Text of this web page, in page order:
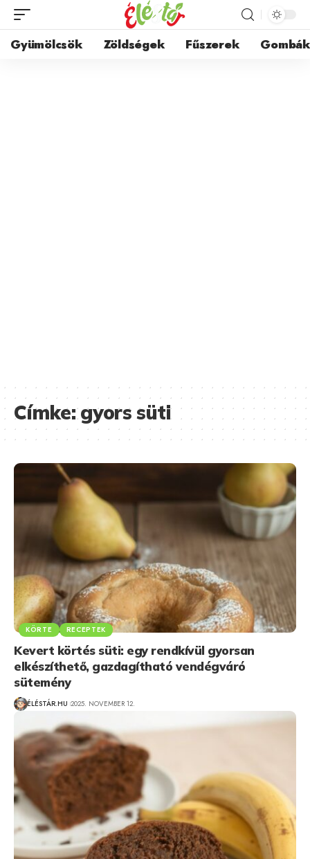
Gyümölcsök Zöldségek Fűszerek Gombák
Címke:gyors süti
KÖRTE RECEPTEK
Kevert körtés süti: egy rendkívül gyorsan
elkészíthető, gazdagítható vendégváró
sütemény
ÉLÉSTÁR.HU 2025. NOVEMBER 12.